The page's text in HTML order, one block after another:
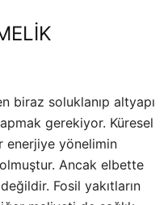
biraz soluklanıp altyapı
gerekiyor. Küresel
enerjiye yönelimin
Ancak elbette
Fosil yakıtların